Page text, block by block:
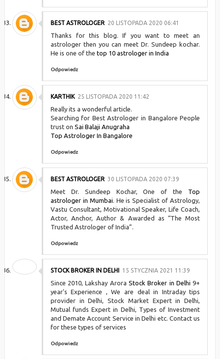
BEST ASTROLOGER 20 LISTOPADA 2020 06:41
Thanks for this blog. If you want to meet an
astrologer then you can meet Dr. Sundeep kochar.
He is one of the top 10 astrologer in India
Odpowiedz
KARTHIK 25 LISTOPADA 2020 11:42
Really its a wonderful article.
Searching for Best Astrologer in Bangalore People
trust on Sai Balaji Anugraha
Top Astrologer In Bangalore
Odpowiedz
BEST ASTROLOGER 30 LISTOPADA 2020 07:39
Meet Dr. Sundeep Kochar, One of the Top
astrologer in Mumbai. He is Specialist of Astrology,
Vastu Consultant, Motivational Speaker, Life Coach,
Actor, Anchor, Author & Awarded as “The Most
Trusted Astrologer of India”.
Odpowiedz
STOCK BROKER IN DELHI 15 STYCZNIA 2021 11:39
Since 2010, Lakshay Arora Stock Broker in Delhi 9+
year's Experience , We are deal in Intraday tips
provider in Delhi, Stock Market Expert in Delhi,
Mutual funds Expert in Delhi, Types of Investment
and Demate Account Service in Delhi etc. Contact us
for these types of services
Odpowiedz